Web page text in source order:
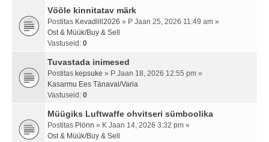
Vööle kinnitatav märk
Postitas Kevadlill2026 » P Jaan 25, 2026 11:49 am »
Ost & Müük/Buy & Sell
Vastuseid: 0
Tuvastada inimesed
Postitas kepsuke » P Jaan 18, 2026 12:55 pm »
Kasarmu Ees Tänaval/Varia
Vastuseid: 0
Müügiks Luftwaffe ohvitseri sümboolika
Postitas Plönn » K Jaan 14, 2026 3:32 pm »
Ost & Müük/Buy & Sell